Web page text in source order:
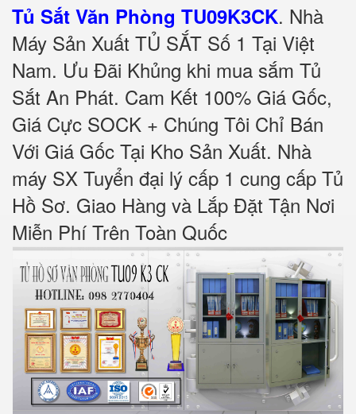
Tủ Sắt Văn Phòng TU09K3CK. Nhà
Máy Sản Xuất TỦ SẮT Số 1 Tại Việt
Nam. Ưu Đãi Khủng khi mua sắm Tủ
Sắt An Phát. Cam Kết 100% Giá Gốc,
Giá Cực SOCK + Chúng Tôi Chỉ Bán
Với Giá Gốc Tại Kho Sản Xuất. Nhà
máy SX Tuyển đại lý cấp 1 cung cấp Tủ
Hồ Sơ. Giao Hàng và Lắp Đặt Tận Nơi
Miễn Phí Trên Toàn Quốc